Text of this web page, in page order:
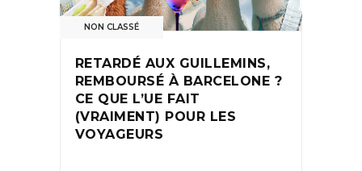
NON CLASSÉ
RETARDÉ AUX GUILLEMINS,
REMBOURSÉ À BARCELONE ?
CE QUE L’UE FAIT
(VRAIMENT) POUR LES
VOYAGEURS